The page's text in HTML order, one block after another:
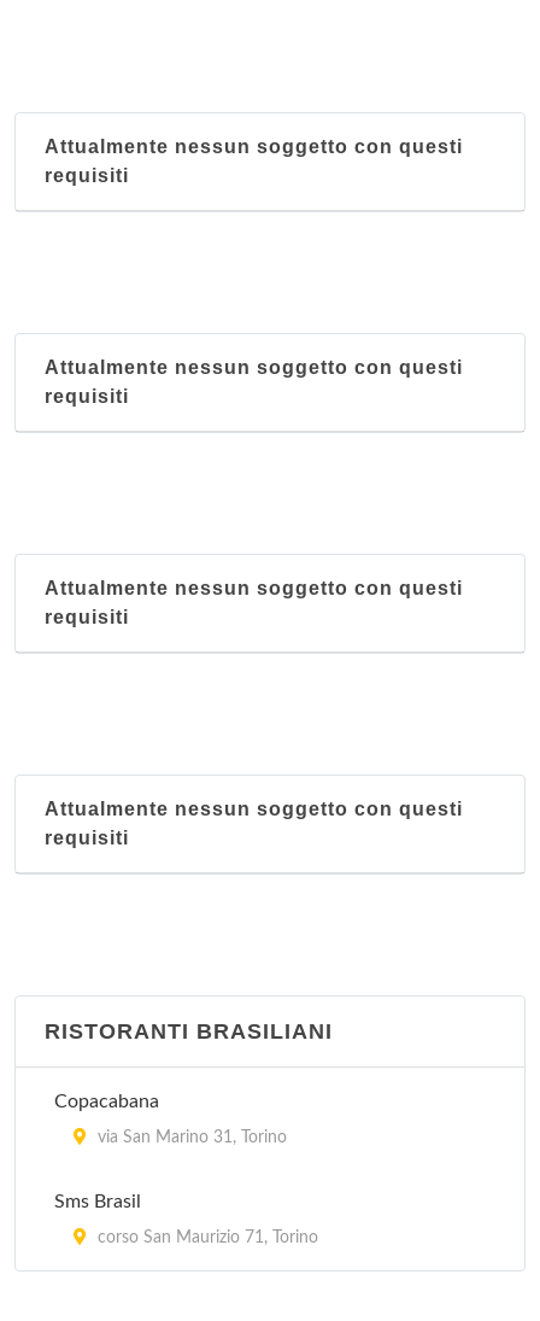
Attualmente nessun soggetto con questi
requisiti
Attualmente nessun soggetto con questi
requisiti
Attualmente nessun soggetto con questi
requisiti
Attualmente nessun soggetto con questi
requisiti
RISTORANTI BRASILIANI
Copacabana
via San Marino 31, Torino
Sms Brasil
corso San Maurizio 71, Torino